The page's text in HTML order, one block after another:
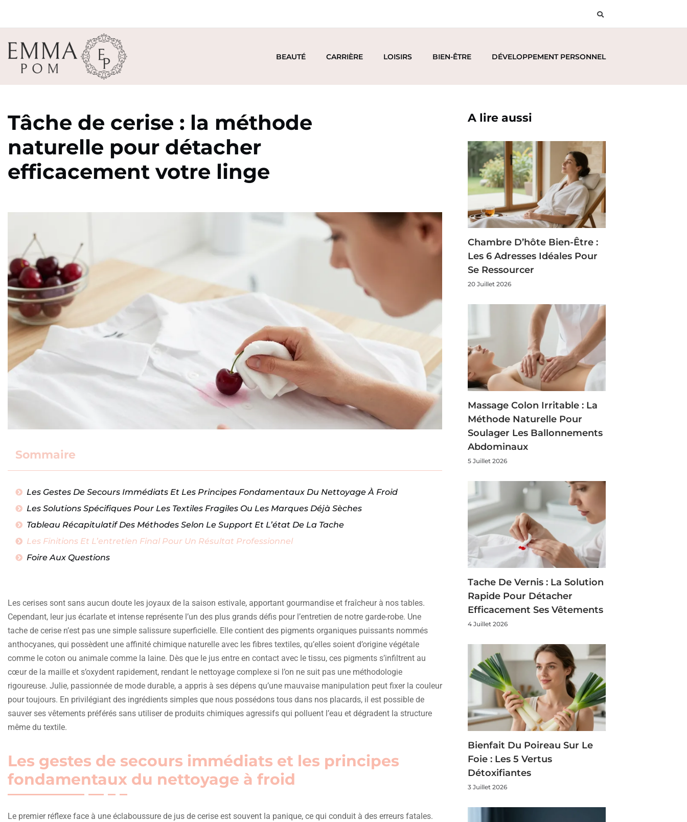
BEAUTÉ CARRIÈRE LOISIRS BIEN-ÊTRE DÉVELOPPEMENT PERSONNEL
Tâche de cerise : la méthode
naturelle pour détacher
efficacement votre linge
Sommaire
Les Gestes De Secours Immédiats Et Les Principes Fondamentaux Du Nettoyage À Froid
Les Solutions Spécifiques Pour Les Textiles Fragiles Ou Les Marques Déjà Sèches
Tableau Récapitulatif Des Méthodes Selon Le Support Et L’état De La Tache
Les Finitions Et L’entretien Final Pour Un Résultat Professionnel
Foire Aux Questions
Les cerises sont sans aucun doute les joyaux de la saison estivale, apportant gourmandise et fraîcheur à nos tables.
Cependant, leur jus écarlate et intense représente l’un des plus grands défis pour l’entretien de notre garde-robe. Une
tache de cerise n’est pas une simple salissure superficielle. Elle contient des pigments organiques puissants nommés
anthocyanes, qui possèdent une affinité chimique naturelle avec les fibres textiles, qu’elles soient d’origine végétale
comme le coton ou animale comme la laine. Dès que le jus entre en contact avec le tissu, ces pigments s’infiltrent au
cœur de la maille et s’oxydent rapidement, rendant le nettoyage complexe si l’on ne suit pas une méthodologie
rigoureuse. Julie, passionnée de mode durable, a appris à ses dépens qu’une mauvaise manipulation peut fixer la couleur
pour toujours. En privilégiant des ingrédients simples que nous possédons tous dans nos placards, il est possible de
sauver ses vêtements préférés sans utiliser de produits chimiques agressifs qui polluent l’eau et dégradent la structure
même du textile.
Les gestes de secours immédiats et les principes
fondamentaux du nettoyage à froid
Le premier réflexe face à une éclaboussure de jus de cerise est souvent la panique, ce qui conduit à des erreurs fatales.
A lire aussi
Chambre D’hôte Bien-Être :
Les 6 Adresses Idéales Pour
Se Ressourcer
20 Juillet 2026
Massage Colon Irritable : La
Méthode Naturelle Pour
Soulager Les Ballonnements
Abdominaux
5 Juillet 2026
Tache De Vernis : La Solution
Rapide Pour Détacher
Efficacement Ses Vêtements
4 Juillet 2026
Bienfait Du Poireau Sur Le
Foie : Les 5 Vertus
Détoxifiantes
3 Juillet 2026